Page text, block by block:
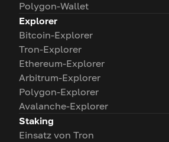
Polygon-Wallet
Explorer
Bitcoin-Explorer
Tron-Explorer
Ethereum-Explorer
Arbitrum-Explorer
Polygon-Explorer
Avalanche-Explorer
Staking
Einsatz von Tron